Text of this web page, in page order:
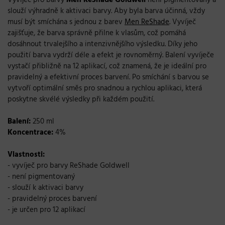
slouží výhradně k aktivaci barvy. Aby byla barva účinná, vždy
musí být smíchána s jednou z barev Men ReShade. Vyvíječ
zajišťuje, že barva správně přilne k vlasům, což pomáhá
dosáhnout trvalejšího a intenzivnějšího výsledku. Díky jeho
použití barva vydrží déle a efekt je rovnoměrný. Balení vyvíječe
vystačí přibližně na 12 aplikací, což znamená, že je ideální pro
pravidelný a efektivní proces barvení. Po smíchání s barvou se
vytvoří optimální směs pro snadnou a rychlou aplikaci, která
poskytne skvélé výsledky při každém použití.
Balení:250 ml
Koncentrace:4%
Vlastnosti:
- vyvíječ pro barvy ReShade Goldwell
- není pigmentovaný
- slouží k aktivaci barvy
- pravidelný proces barvení
- je určen pro 12 aplikací